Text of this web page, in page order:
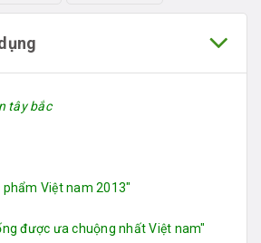
tây bắc
Việt nam 2013"
được ưa chuộng nhất Việt nam"